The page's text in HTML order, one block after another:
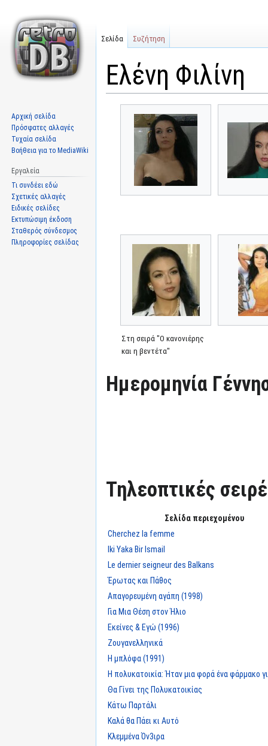
Ελένη Φιλίνη
πλοήγηση
αναζήτηση
Στη σειρά "Ο κανονιέρης
και η βεντέτα"
Ημερομηνία
Τηλεοπτικές
Σελίδα περιεχομένου
Cherchez la femme
Iki Yaka Bir Ismail
Le dernier seigneur des Balkans
Έρωτας και Πάθος
Απαγορευμένη αγάπη (1998)
Για Μια Θέση στον Ήλιο
Εκείνες & Εγώ (1996)
Ζουγανελληνικά
Η μπλόφα (1991)
Η πολυκατοικία: Ήταν μια φορά ένα φάρμακο
Θα Γίνει της Πολυκατοικίας
Κάτω Παρτάλι
Καλά θα Πάει κι Αυτό
Κλεμμένα Όν3ιρα
Σελίδα Συζήτηση
Αρχική σελίδα
Πρόσφατες αλλαγές
Τυχαία σελίδα
Βοήθεια για το MediaWiki
Εργαλεία
Τι συνδέει εδώ
Σχετικές αλλαγές
Ειδικές σελίδες
Εκτυπώσιμη έκδοση
Σταθερός σύνδεσμος
Πληροφορίες σελίδας